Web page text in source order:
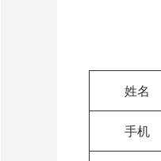
姓名
手机